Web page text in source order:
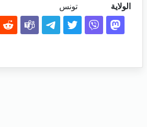
الولاية
تونس